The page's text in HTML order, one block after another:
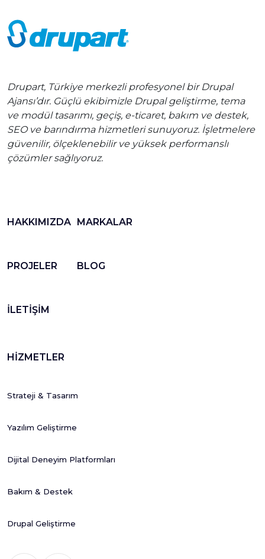
Drupart, Türkiye merkezli profesyonel bir Drupal
Ajansı’dır. Güçlü ekibimizle Drupal geliştirme, tema
ve modül tasarımı, geçiş, e-ticaret, bakım ve destek,
SEO ve barındırma hizmetleri sunuyoruz. İşletmelere
güvenilir, ölçeklenebilir ve yüksek performanslı
çözümler sağlıyoruz.
HAKKIMIZDA MARKALAR
PROJELER BLOG
İLETİŞİM
HİZMETLER
Strateji & Tasarım
Yazılım Geliştirme
Dijital Deneyim Platformları
Bakım & Destek
Drupal Geliştirme